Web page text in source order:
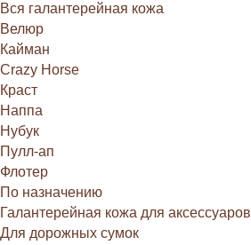
Вся галантерейная кожа
Велюр
Кайман
Crazy Horse
Краст
Наппа
Нубук
Пулл-ап
Флотер
По назначению
Галантерейная кожа для аксессуаров
Для дорожных сумок